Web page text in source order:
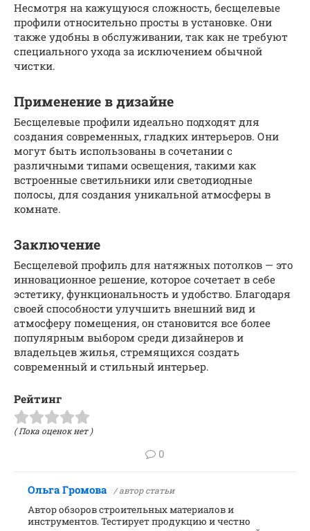
Несмотря на кажущуюся сложность, бесщелевые
профили относительно просты в установке. Они
также удобны в обслуживании, так как не требуют
специального ухода за исключением обычной
чистки.
Применение в дизайне
Бесщелевые профили идеально подходят для
создания современных, гладких интерьеров. Они
могут быть использованы в сочетании с
различными типами освещения, такими как
встроенные светильники или светодиодные
полосы, для создания уникальной атмосферы в
комнате.
Заключение
Бесщелевой профиль для натяжных потолков — это
инновационное решение, которое сочетает в себе
эстетику, функциональность и удобство. Благодаря
своей способности улучшить внешний вид и
атмосферу помещения, он становится все более
популярным выбором среди дизайнеров и
владельцев жилья, стремящихся создать
современный и стильный интерьер.
Рейтинг
( Пока оценок нет )
0
Ольга Громова / автор статьи
Автор обзоров строительных материалов и
инструментов. Тестирует продукцию и честно